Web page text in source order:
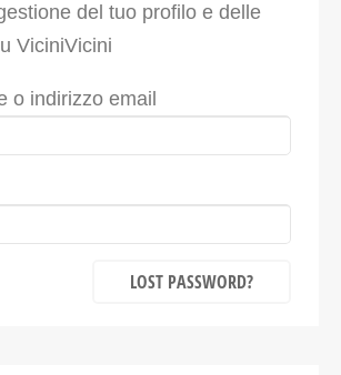
del tuo profilo e delle
ViciniVicini
o indirizzo email
LOST PASSWORD?